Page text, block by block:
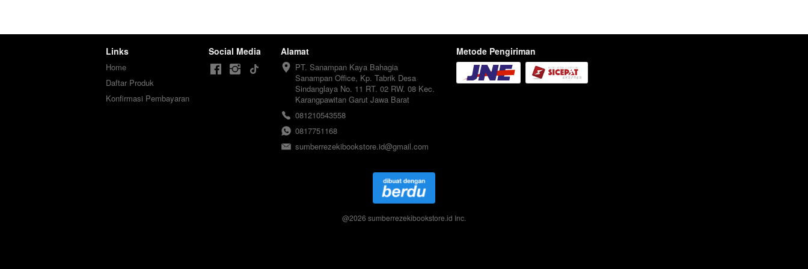
Links
Home
Daftar Produk
Konfirmasi Pembayaran
Social Media Alamat
PT. Sanampan Kaya Bahagia
Sanampan Office, Kp. Tabrik Desa
Sindanglaya No. 11 RT. 02 RW. 08 Kec.
Karangpawitan Garut Jawa Barat
081210543558
0817751168
sumberrezekibookstore.id@gmail.com
Metode Pengiriman
@2026 sumberrezekibookstore.id Inc.